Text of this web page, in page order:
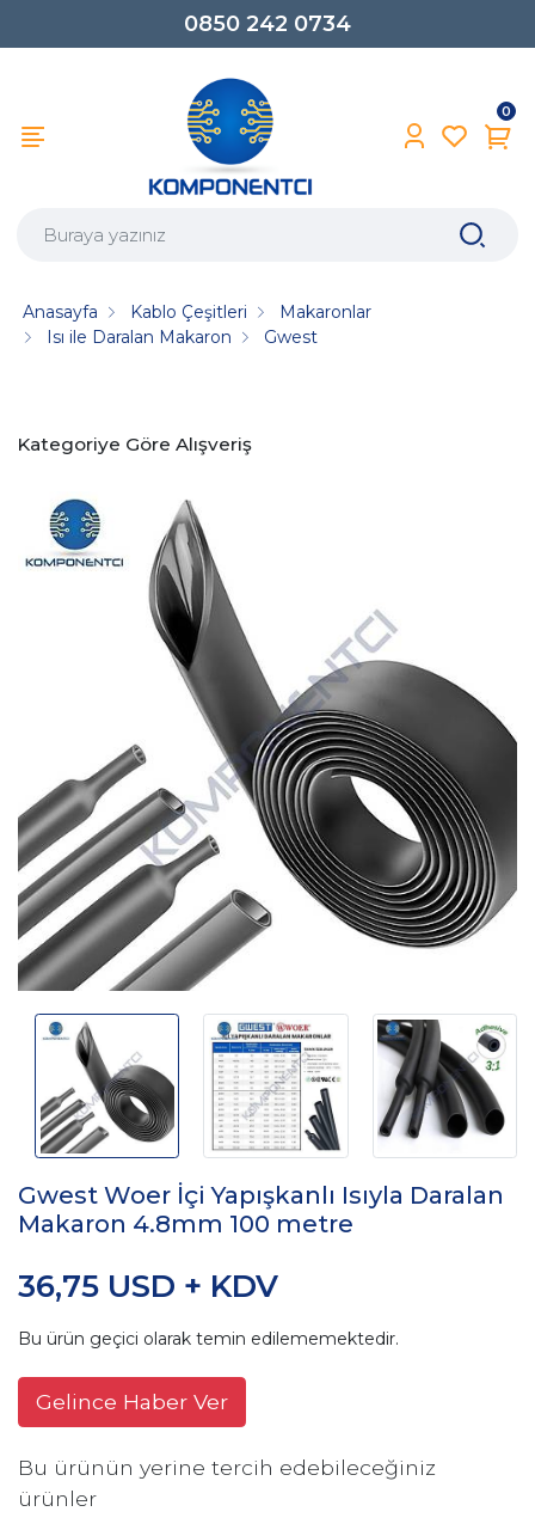
0850 242 0734
0
Anasayfa Kablo Çeşitleri
Makaronlar
Isı ile Daralan Makaron
Gwest
Kategoriye Göre Alışveriş
Gwest Woer İçi Yapışkanlı Isıyla Daralan
Makaron 4.8mm 100 metre
36,75 USD + KDV
Bu ürün geçici olarak temin edilememektedir.
Gelince Haber Ver
Bu ürünün yerine tercih edebileceğiniz
ürünler